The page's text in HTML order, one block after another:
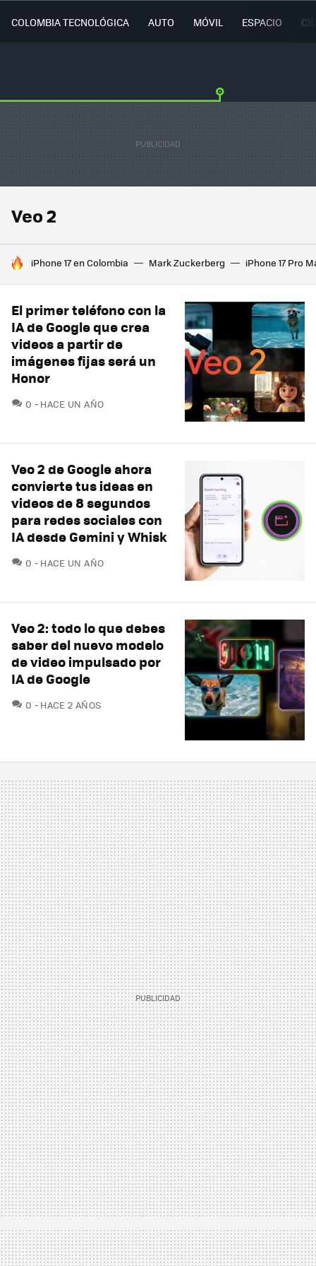
COLOMBIA TECNOLÓGICA AUTO MÓVIL ESPACIO
Veo 2
HOY SE HABLA DE
iPhone 17 en Colombia Mark Zuckerberg iPhone 17 Pro
El primer teléfono con la
IA de Google que crea
videos a partir de
imágenes fijas será un
Honor
0 COMENTARIOS
HACE UN AÑO
Veo 2 de Google ahora
convierte tus ideas en
videos de 8 segundos
para redes sociales con
IA desde Gemini y Whisk
0 COMENTARIOS
HACE UN AÑO
Veo 2: todo lo que debes
saber del nuevo modelo
de video impulsado por
IA de Google
0 COMENTARIOS
HACE 2 AÑOS